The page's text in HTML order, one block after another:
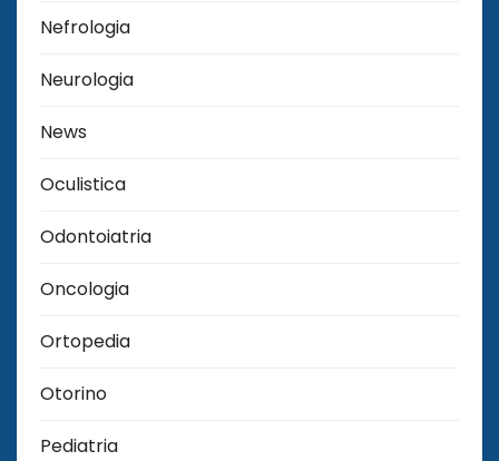
Nefrologia
Neurologia
News
Oculistica
Odontoiatria
Oncologia
Ortopedia
Otorino
Pediatria